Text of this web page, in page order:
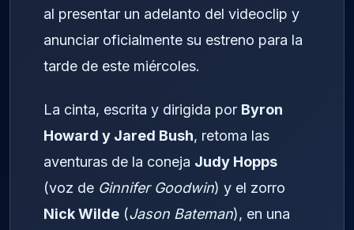
al presentar un adelanto del videoclip y
anunciar oficialmente su estreno para la
tarde de este miércoles.
La cinta, escrita y dirigida por Byron
Howard y Jared Bush, retoma las
aventuras de la coneja Judy Hopps
(voz de Ginnifer Goodwin) y el zorro
Nick Wilde (Jason Bateman), en una